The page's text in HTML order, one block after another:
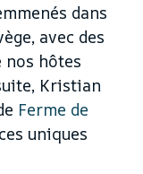
dans
avec des
nos hôtes
Kristian
Ferme de
uniques